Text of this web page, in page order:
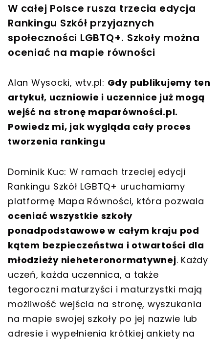
W całej Polsce rusza trzecia edycja
Rankingu Szkół przyjaznych
społeczności LGBTQ+. Szkoły można
oceniać na mapie równości
Alan Wysocki, wtv.pl: Gdy publikujemy ten
artykuł, uczniowie i uczennice już mogą
wejść na stronę maparówności.pl.
Powiedz mi, jak wygląda cały proces
tworzenia rankingu
Dominik Kuc: W ramach trzeciej edycji
Rankingu Szkół LGBTQ+ uruchamiamy
platformę Mapa Równości, która pozwala
oceniać wszystkie szkoły
ponadpodstawowe w całym kraju pod
kątem bezpieczeństwa i otwartości dla
młodzieży nieheteronormatywnej. Każdy
uczeń, każda uczennica, a także
tegoroczni maturzyści i maturzystki mają
możliwość wejścia na stronę, wyszukania
na mapie swojej szkoły po jej nazwie lub
adresie i wypełnienia krótkiej ankiety na